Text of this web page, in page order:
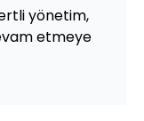
yönetim,
etmeye